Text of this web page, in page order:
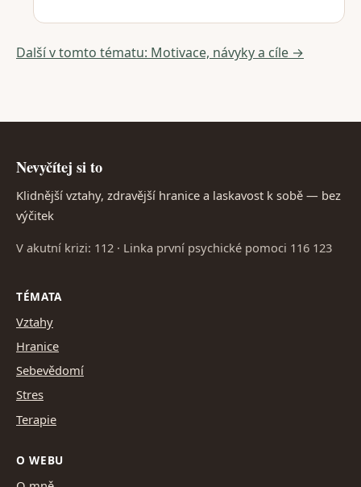
Další v tomto tématu: Motivace, návyky a cíle →
Nevyčítej si to
Klidnější vztahy, zdravější hranice a laskavost k sobě — bez
výčitek
V akutní krizi: 112 · Linka první psychické pomoci 116 123
TÉMATA
Vztahy
Hranice
Sebevědomí
Stres
Terapie
O WEBU